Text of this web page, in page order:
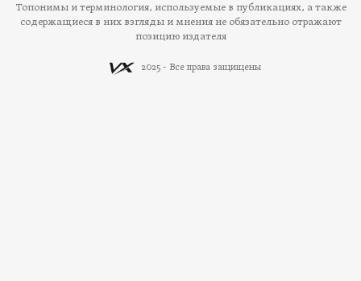
Топонимы и терминология, используемые в публикациях, а также
содержащиеся в них взгляды и мнения не обязательно отражают
позицию издателя
2025 - Все права защищены